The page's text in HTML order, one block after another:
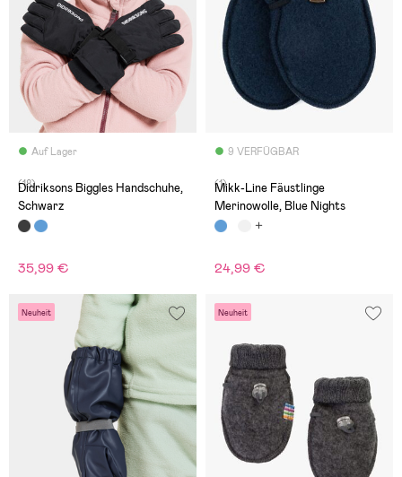
Auf Lager
(18)
Didriksons Biggles Handschuhe,
Schwarz
35,99 €
9 VERFÜGBAR
(1)
Mikk-Line Fäustlinge
Merinowolle, Blue Nights
24,99 €
Neuheit Neuheit